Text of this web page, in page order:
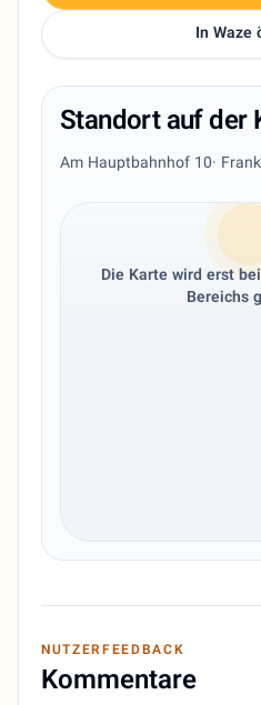
In Waze
Standort auf der
Am Hauptbahnhof 10·
Die Karte wird erst
Bereichs
NUTZERFEEDBACK
Kommentare